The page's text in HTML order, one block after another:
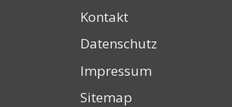
Kontakt
Datenschutz
Impressum
Sitemap